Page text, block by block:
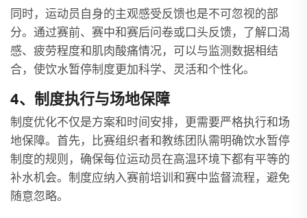
同时，运动员自身的主观感受反馈也是不可忽视的部
分。通过赛前、赛中和赛后问卷或口头反馈，了解口渴
感、疲劳程度和肌肉酸痛情况，可以与监测数据相结
合，使饮水暂停制度更加科学、灵活和个性化。
4、制度执行与场地保障
制度优化不仅是方案和时间安排，更需要严格执行和场
地保障。首先，比赛组织者和教练团队需明确饮水暂停
制度的规则，确保每位运动员在高温环境下都有平等的
补水机会。制度应纳入赛前培训和赛中监督流程，避免
随意忽略。